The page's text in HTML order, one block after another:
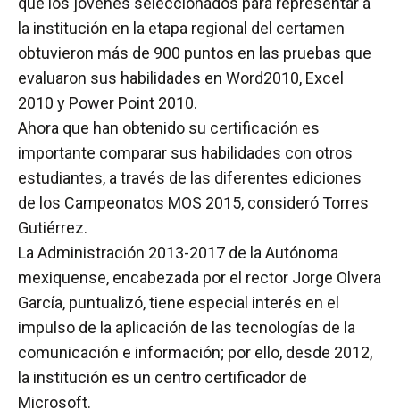
la institución en la etapa regional del certamen
obtuvieron más de 900 puntos en las pruebas que
evaluaron sus habilidades en Word2010, Excel
2010 y Power Point 2010.
Ahora que han obtenido su certificación es
importante comparar sus habilidades con otros
estudiantes, a través de las diferentes ediciones
de los Campeonatos MOS 2015, consideró Torres
Gutiérrez.
La Administración 2013-2017 de la Autónoma
mexiquense, encabezada por el rector Jorge Olvera
García, puntualizó, tiene especial interés en el
impulso de la aplicación de las tecnologías de la
comunicación e información; por ello, desde 2012,
la institución es un centro certificador de
Microsoft.